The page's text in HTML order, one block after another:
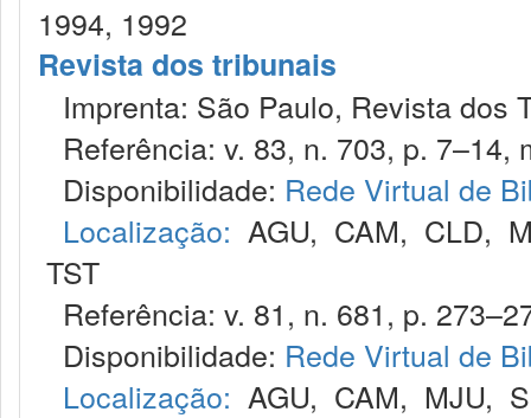
1994, 1992
Revista dos tribunais
Imprenta: São Paulo, Revista dos
Referência: v. 83, n. 703, p. 7–14,
Disponibilidade: Rede Virtual de
Localização: AGU, CAM, CLD,
TST
Referência: v. 81, n. 681, p.
Disponibilidade: Rede Virtual de
Localização: AGU, CAM, MJU,